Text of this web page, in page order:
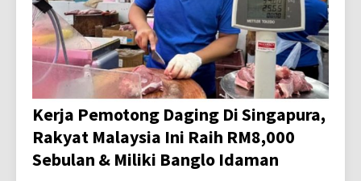
Kerja Pemotong Daging Di Singapura,
Rakyat Malaysia Ini Raih RM8,000
Sebulan & Miliki Banglo Idaman